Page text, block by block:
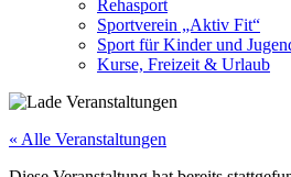
Rehasport
Sportverein „Aktiv Fit“
Sport für Kinder und
Kurse, Freizeit & Urlaub
« Alle Veranstaltungen